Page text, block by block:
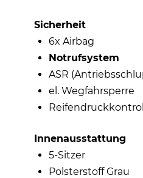
Sicherheit
6x Airbag
Notrufsystem
ASR
el. Wegfahrsperre
Innenausstattung
5-Sitzer
Polsterstoff Grau